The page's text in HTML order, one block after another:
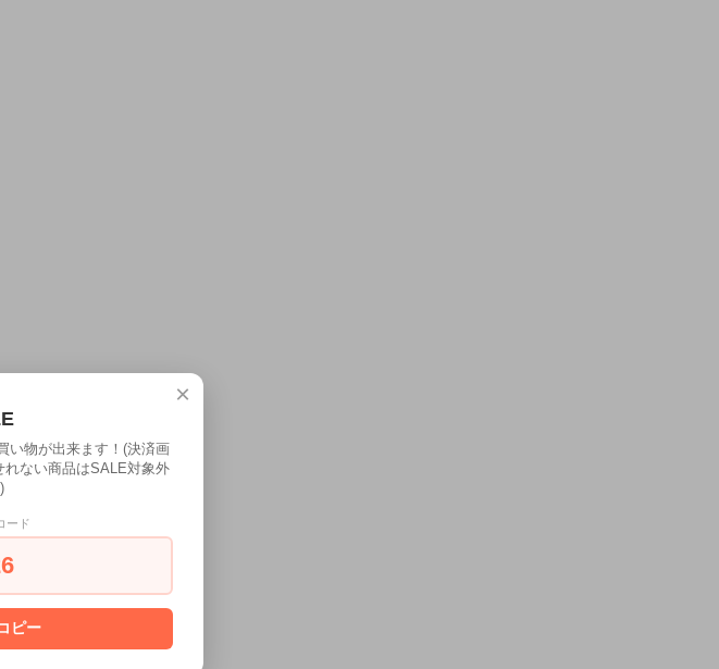
×
い物が出来ます！(決済画
ない商品はSALE対象外
ード
ピー